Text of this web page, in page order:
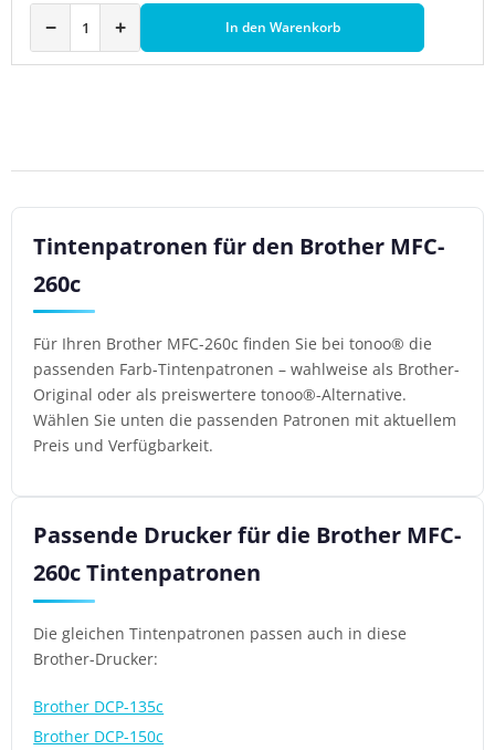
− + In den Warenkorb
Tintenpatronen für den Brother MFC-
260c
Für Ihren Brother MFC-260c finden Sie bei tonoo® die
passenden Farb-Tintenpatronen – wahlweise als Brother-
Original oder als preiswertere tonoo®-Alternative.
Wählen Sie unten die passenden Patronen mit aktuellem
Preis und Verfügbarkeit.
Passende Drucker für die Brother MFC-
260c Tintenpatronen
Die gleichen Tintenpatronen passen auch in diese
Brother-Drucker:
Brother DCP-135c
Brother DCP-150c